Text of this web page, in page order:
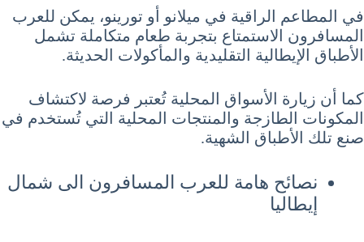
في المطاعم الراقية في ميلانو أو تورينو، يمكن للعرب
المسافرون الاستمتاع بتجربة طعام متكاملة تشمل
الأطباق الإيطالية التقليدية والمأكولات الحديثة.
كما أن زيارة الأسواق المحلية تُعتبر فرصة لاكتشاف
المكونات الطازجة والمنتجات المحلية التي تُستخدم في
صنع تلك الأطباق الشهية.
نصائح هامة للعرب المسافرون الى شمال
إيطاليا